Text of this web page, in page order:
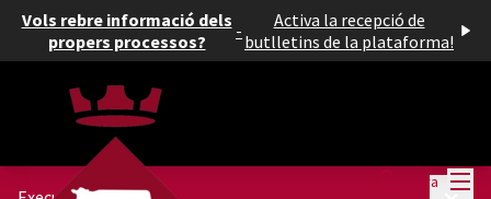
Vols rebre informació dels
propers processos?
-
Activa la recepció de
butlletins de la plataforma!
Entra